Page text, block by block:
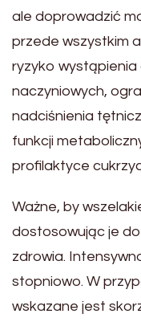
ale doprowadzić
przede wszystkim
ryzyko
naczyniowych,
nadciśnienia
funkcji
profilaktyce
Ważne, by
dostosowując je
zdrowia.
stopniowo. W
wskazane jest